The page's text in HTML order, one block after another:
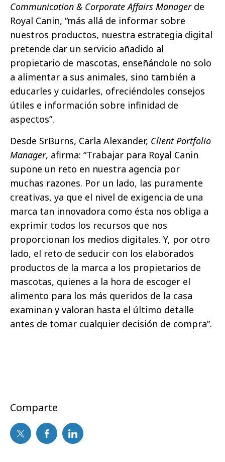
Communication & Corporate Affairs Managerde
Royal Canin, “más allá de informar sobre
nuestros productos, nuestra estrategia digital
pretende dar un servicio añadido al
propietario de mascotas, enseñándole no solo
a alimentar a sus animales, sino también a
educarles y cuidarles, ofreciéndoles consejos
útiles e información sobre infinidad de
aspectos”.
Desde SrBurns, Carla Alexander, Client Portfolio
Manager, afirma: “Trabajar para Royal Canin
supone un reto en nuestra agencia por
muchas razones. Por un lado, las puramente
creativas, ya que el nivel de exigencia de una
marca tan innovadora como ésta nos obliga a
exprimir todos los recursos que nos
proporcionan los medios digitales. Y, por otro
lado, el reto de seducir con los elaborados
productos de la marca a los propietarios de
mascotas, quienes a la hora de escoger el
alimento para los más queridos de la casa
examinan y valoran hasta el último detalle
antes de tomar cualquier decisión de compra”.
Comparte